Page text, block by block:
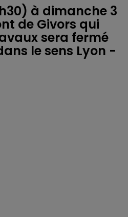
à dimanche 3
de Givors qui
sera fermé
le sens Lyon -